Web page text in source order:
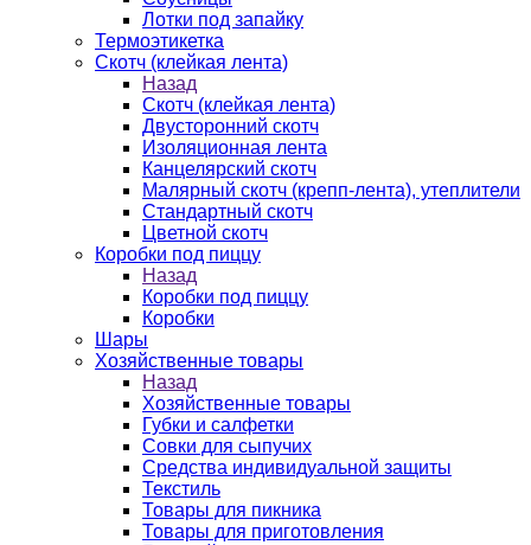
Лотки под запайку
Термоэтикетка
Скотч (клейкая лента)
Назад
Скотч (клейкая лента)
Двусторонний скотч
Изоляционная лента
Канцелярский скотч
Малярный скотч (крепп-лента), утеплители
Стандартный скотч
Цветной скотч
Коробки под пиццу
Назад
Коробки под пиццу
Коробки
Шары
Хозяйственные товары
Назад
Хозяйственные товары
Губки и салфетки
Совки для сыпучих
Средства индивидуальной защиты
Текстиль
Товары для пикника
Товары для приготовления